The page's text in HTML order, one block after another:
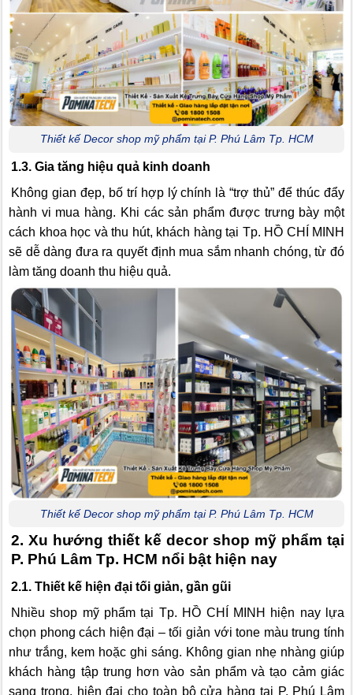
Thiết kế Decor shop mỹ phẩm tại P. Phú Lâm Tp. HCM
1.3. Gia tăng hiệu quả kinh doanh
Không gian đẹp, bố trí hợp lý chính là “trợ thủ” để thúc đẩy
hành vi mua hàng. Khi các sản phẩm được trưng bày một
cách khoa học và thu hút, khách hàng tại Tp. HỒ CHÍ MINH
sẽ dễ dàng đưa ra quyết định mua sắm nhanh chóng, từ đó
làm tăng doanh thu hiệu quả.
Thiết kế Decor shop mỹ phẩm tại P. Phú Lâm Tp. HCM
2. Xu hướng thiết kế decor shop mỹ phẩm tại
P. Phú Lâm Tp. HCM nổi bật hiện nay
2.1. Thiết kế hiện đại tối giản, gần gũi
Nhiều shop mỹ phẩm tại Tp. HỒ CHÍ MINH hiện nay lựa
chọn phong cách hiện đại – tối giản với tone màu trung tính
như trắng, kem hoặc ghi sáng. Không gian nhẹ nhàng giúp
khách hàng tập trung hơn vào sản phẩm và tạo cảm giác
sang trọng, hiện đại cho toàn bộ cửa hàng tại P. Phú Lâm